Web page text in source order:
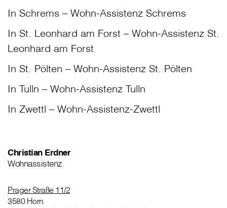
In Schrems – Wohn-Assistenz Schrems
In St. Leonhard am Forst – Wohn-Assistenz St.
Leonhard am Forst
In St. Pölten – Wohn-Assistenz St. Pölten
In Tulln – Wohn-Assistenz Tulln
In Zwettl – Wohn-Assistenz-Zwettl
Christian Erdner
Wohnassistenz
Prager Straße 11/2
3580 Horn